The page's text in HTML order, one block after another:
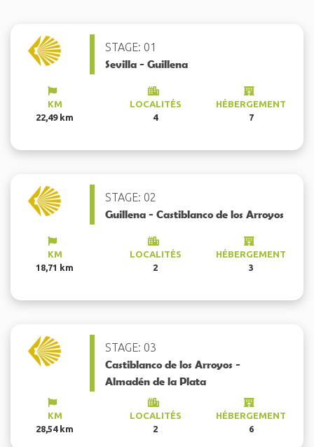
STAGE: 01
Sevilla - Guillena
KM
22,49 km
LOCALITÉS
4
HÉBERGEMENT
7
STAGE: 02
Guillena - Castiblanco de los Arroyos
KM
18,71 km
LOCALITÉS
2
HÉBERGEMENT
3
STAGE: 03
Castiblanco de los Arroyos -
Almadén de la Plata
KM
28,54 km
LOCALITÉS
2
HÉBERGEMENT
6